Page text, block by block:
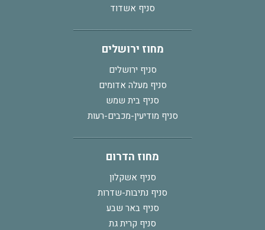
סניף אשדוד
מחוז ירושלים
סניף ירושלים
סניף מעלה אדומים
סניף בית שמש
סניף מודיעין-מכבים-רעות
מחוז הדרום
סניף אשקלון
סניף נתיבות-שדרות
סניף באר שבע
סניף קרית גת